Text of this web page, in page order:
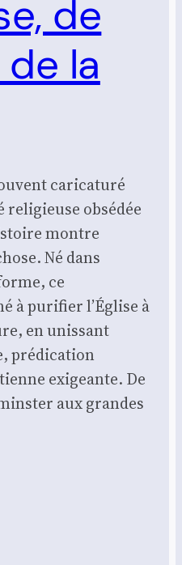
de
de la
caricaturé
obsédée
montre
Né dans
ce
à purifier l’Église à
en unissant
prédication
exigeante. De
aux grandes